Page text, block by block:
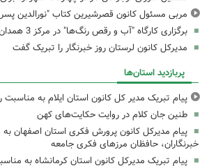
مربی مسئول کانون قصرشیرین کتاب "نورالدین پسر
برگزاری کارگاه "آب و رقص رنگ‌ها" در مرکز 3 همدان
مدیرکل کانون لرستان روز خبرنگار را تبریک گفت
پربازدید استان‌ها
پیام تبریک مدیر کل کانون استان ایلام به مناسبت
طنین جان کلام در روایت حکایت‌های کهن
پیام مدیرکل کانون پرورش فکری استان اصفهان به
خبرنگاران، حافظان مرزهای فکری جامعه
پیام تبریک مدیرکل کانون استان کرمانشاه به